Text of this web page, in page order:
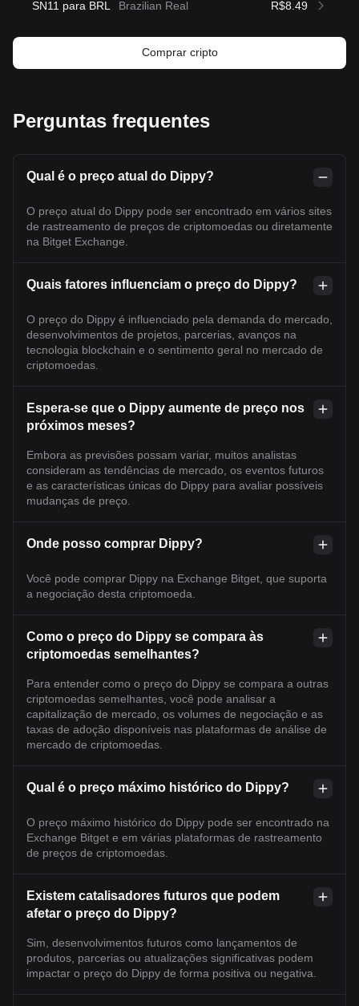
SN11 para BRL Brazilian Real R$8.49
Comprar cripto
Perguntas frequentes
Qual é o preço atual do Dippy?
O preço atual do Dippy pode ser encontrado em vários sites
de rastreamento de preços de criptomoedas ou diretamente
na Bitget Exchange.
Quais fatores influenciam o preço do Dippy?
O preço do Dippy é influenciado pela demanda do mercado,
desenvolvimentos de projetos, parcerias, avanços na
tecnologia blockchain e o sentimento geral no mercado de
criptomoedas.
Espera-se que o Dippy aumente de preço nos
próximos meses?
Embora as previsões possam variar, muitos analistas
consideram as tendências de mercado, os eventos futuros
e as características únicas do Dippy para avaliar possíveis
mudanças de preço.
Onde posso comprar Dippy?
Você pode comprar Dippy na Exchange Bitget, que suporta
a negociação desta criptomoeda.
Como o preço do Dippy se compara às
criptomoedas semelhantes?
Para entender como o preço do Dippy se compara a outras
criptomoedas semelhantes, você pode analisar a
capitalização de mercado, os volumes de negociação e as
taxas de adoção disponíveis nas plataformas de análise de
mercado de criptomoedas.
Qual é o preço máximo histórico do Dippy?
O preço máximo histórico do Dippy pode ser encontrado na
Exchange Bitget e em várias plataformas de rastreamento
de preços de criptomoedas.
Existem catalisadores futuros que podem
afetar o preço do Dippy?
Sim, desenvolvimentos futuros como lançamentos de
produtos, parcerias ou atualizações significativas podem
impactar o preço do Dippy de forma positiva ou negativa.